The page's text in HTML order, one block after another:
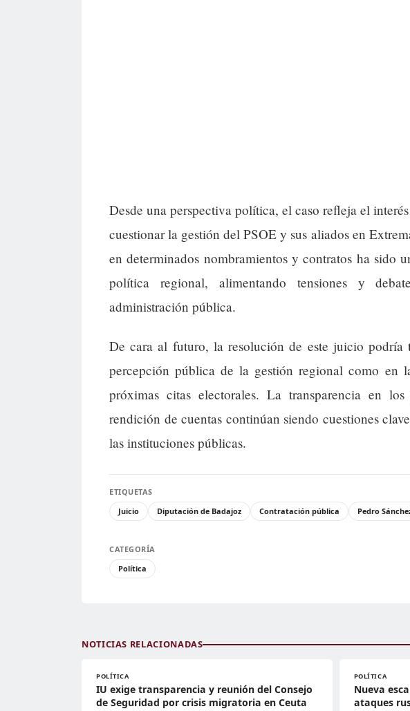
Desde una perspectiva política, el caso refleja el
cuestionar la gestión del PSOE y sus aliados en
en determinados nombramientos y contratos ha sido
política regional, alimentando tensiones y
administración pública.
De cara al futuro, la resolución de este juicio podría
percepción pública de la gestión regional como en
próximas citas electorales. La transparencia en
rendición de cuentas continúan siendo cuestiones
las instituciones públicas.
ETIQUETAS
Juicio
Diputación de Badajoz Contratación pública Pedro
CATEGORÍA
Política
NOTICIAS RELACIONADAS
POLÍTICA
IU exige transparencia y reunión del Consejo
de Seguridad por crisis migratoria en Ceuta
POLÍTICA
Nueva
ataques